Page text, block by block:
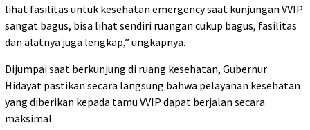
lihat fasilitas untuk kesehatan emergency saat kunjungan VVIP
sangat bagus, bisa lihat sendiri ruangan cukup bagus, fasilitas
dan alatnya juga lengkap,” ungkapnya.
Dijumpai saat berkunjung di ruang kesehatan, Gubernur
Hidayat pastikan secara langsung bahwa pelayanan kesehatan
yang diberikan kepada tamu VVIP dapat berjalan secara
maksimal.